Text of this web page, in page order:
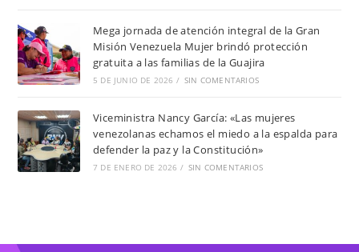
Mega jornada de atención integral de la Gran
Misión Venezuela Mujer brindó protección
gratuita a las familias de la Guajira
5 DE JUNIO DE 2026 / SIN COMENTARIOS
Viceministra Nancy García: «Las mujeres
venezolanas echamos el miedo a la espalda para
defender la paz y la Constitución»
7 DE ENERO DE 2026 / SIN COMENTARIOS